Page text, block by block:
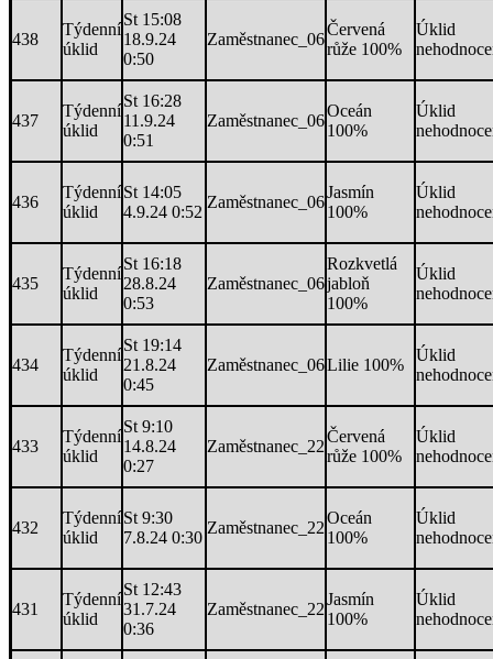
438
Týdenní
úklid
St 15:08
18.9.24
0:50
Zaměstnanec_06
Červená
růže 100%
Úklid
437
Týdenní
úklid
St 16:28
11.9.24
0:51
Zaměstnanec_06
Oceán
100%
Úklid
436
Týdenní
úklid
St 14:05
4.9.24 0:52
Zaměstnanec_06
Jasmín
100%
Úklid
435
Týdenní
úklid
St 16:18
28.8.24
0:53
Zaměstnanec_06
Rozkvetlá
jabloň
100%
Úklid
434
Týdenní
úklid
St 19:14
21.8.24
0:45
Zaměstnanec_06Lilie 100%
Úklid
433
Týdenní
úklid
St 9:10
14.8.24
0:27
Zaměstnanec_22
Červená
růže 100%
Úklid
432
Týdenní
úklid
St 9:30
7.8.24 0:30
Zaměstnanec_22
Oceán
100%
Úklid
431
Týdenní
úklid
St 12:43
31.7.24
0:36
Zaměstnanec_22
Jasmín
100%
Úklid